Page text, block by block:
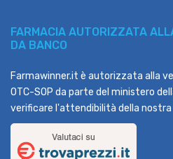
FARMACIA AUTORIZZATA
DA BANCO
Farmawinner.it è autorizzata alla
OTC-SOP da parte del ministero
verificare l'attendibilità della